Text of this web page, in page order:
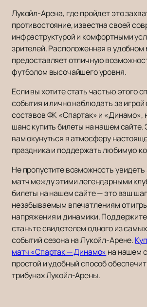
Лукойл-Арена, где пройдет это
противостояние, известна своей
инфраструктурой и комфортными
зрителей. Расположенная в удобном
предоставляет отличную
футболом высочайшего уровня.
Если вы хотите стать частью этого
события и лично наблюдать за
составов ФК «Спартак» и «Динамо»,
шанс купить билеты на нашем сайте.
вам окунуться в атмосферу
праздника и поддержать любимую
Не пропустите возможность
матч между этими легендарными
билеты на нашем сайте — это ваш
незабываемым впечатлениям от
напряжения и динамики.
станьте свидетелем одного из
событий сезона на Лукойл-Арене.
матч «Спартак — Динамо» на нашем
простой и удобный способ
трибунах Лукойл-Арены.